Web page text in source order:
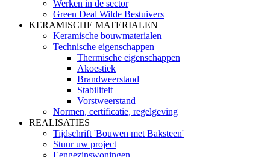
Werken in de sector
Green Deal Wilde Bestuivers
KERAMISCHE MATERIALEN
Keramische bouwmaterialen
Technische eigenschappen
Thermische eigenschappen
Akoestiek
Brandweerstand
Stabiliteit
Vorstweerstand
Normen, certificatie, regelgeving
REALISATIES
Tijdschrift 'Bouwen met Baksteen'
Stuur uw project